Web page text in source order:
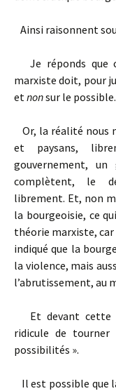
Ainsi raisonnent
Je réponds que
marxiste doit, pour
etnonsur le possible.
Or, la réalité nous
et paysans,
gouvernement,
complètent, le
librement. Et, non
la bourgeoisie, ce
théorie marxiste,
indiqué que la
la violence, mais
l’abrutissement, au
Et devant cette
ridicule de
possibilités ».
Il est possible que